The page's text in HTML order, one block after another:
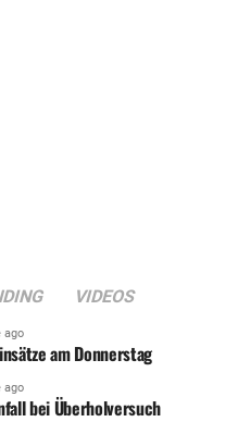
VIDEOS
ago
am Donnerstag
ago
bei Überholversuch